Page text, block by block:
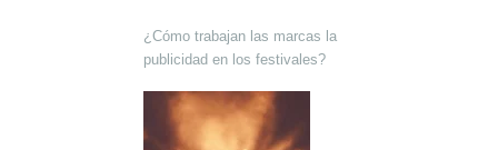
¿Cómo trabajan las marcas la
publicidad en los festivales?